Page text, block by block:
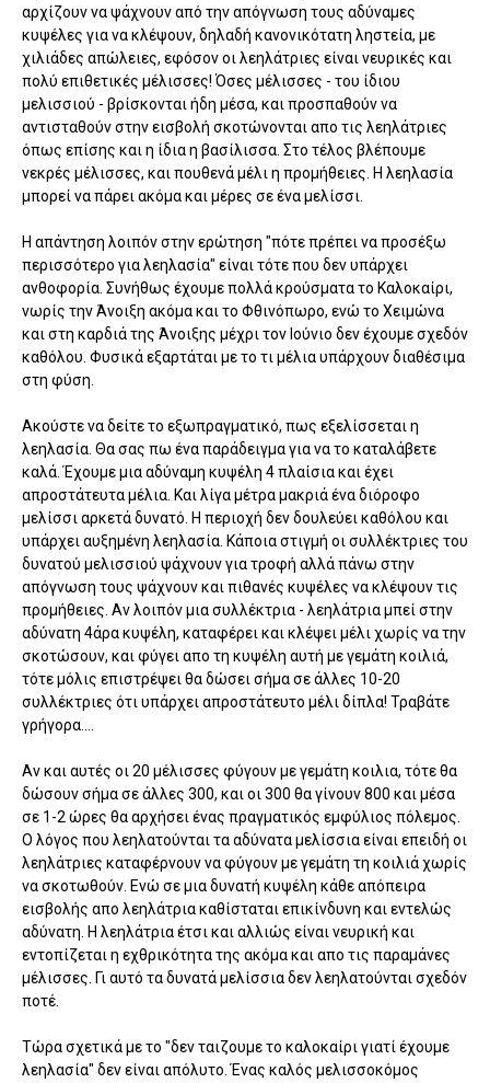
αρχίζουν να ψάχνουν από την απόγνωση τους αδύναμες
κυψέλες για να κλέψουν, δηλαδή κανονικότατη ληστεία, με
χιλιάδες απώλειες, εφόσον οι λεηλάτριες είναι νευρικές και
πολύ επιθετικές μέλισσες! Όσες μέλισσες - του ίδιου
μελισσιού - βρίσκονται ήδη μέσα, και προσπαθούν να
αντισταθούν στην εισβολή σκοτώνονται απο τις λεηλάτριες
όπως επίσης και η ίδια η βασίλισσα. Στο τέλος βλέπουμε
νεκρές μέλισσες, και πουθενά μέλι η προμήθειες. Η λεηλασία
μπορεί να πάρει ακόμα και μέρες σε ένα μελίσσι.
Η απάντηση λοιπόν στην ερώτηση "πότε πρέπει να προσέξω
περισσότερο για λεηλασία" είναι τότε που δεν υπάρχει
ανθοφορία. Συνήθως έχουμε πολλά κρούσματα το Καλοκαίρι,
νωρίς την Άνοιξη ακόμα και το Φθινόπωρο, ενώ το Χειμώνα
και στη καρδιά της Άνοιξης μέχρι τον Ιούνιο δεν έχουμε σχεδόν
καθόλου. Φυσικά εξαρτάται με το τι μέλια υπάρχουν διαθέσιμα
στη φύση.
Ακούστε να δείτε το εξωπραγματικό, πως εξελίσσεται η
λεηλασία. Θα σας πω ένα παράδειγμα για να το καταλάβετε
καλά. Έχουμε μια αδύναμη κυψέλη 4 πλαίσια και έχει
απροστάτευτα μέλια. Και λίγα μέτρα μακριά ένα διόροφο
μελίσσι αρκετά δυνατό. Η περιοχή δεν δουλεύει καθόλου και
υπάρχει αυξημένη λεηλασία. Κάποια στιγμή οι συλλέκτριες του
δυνατού μελισσιού ψάχνουν για τροφή αλλά πάνω στην
απόγνωση τους ψάχνουν και πιθανές κυψέλες να κλέψουν τις
προμήθειες. Αν λοιπόν μια συλλέκτρια - λεηλάτρια μπεί στην
αδύνατη 4άρα κυψέλη, καταφέρει και κλέψει μέλι χωρίς να την
σκοτώσουν, και φύγει απο τη κυψέλη αυτή με γεμάτη κοιλιά,
τότε μόλις επιστρέψει θα δώσει σήμα σε άλλες 10-20
συλλέκτριες ότι υπάρχει απροστάτευτο μέλι δίπλα! Τραβάτε
γρήγορα....
Αν και αυτές οι 20 μέλισσες φύγουν με γεμάτη κοιλια, τότε θα
δώσουν σήμα σε άλλες 300, και οι 300 θα γίνουν 800 και μέσα
σε 1-2 ώρες θα αρχήσει ένας πραγματικός εμφύλιος πόλεμος.
Ο λόγος που λεηλατούνται τα αδύνατα μελίσσια είναι επειδή οι
λεηλάτριες καταφέρνουν να φύγουν με γεμάτη τη κοιλιά χωρίς
να σκοτωθούν. Ενώ σε μια δυνατή κυψέλη κάθε απόπειρα
εισβολής απο λεηλάτρια καθίσταται επικίνδυνη και εντελώς
αδύνατη. Η λεηλάτρια έτσι και αλλιώς είναι νευρική και
εντοπίζεται η εχθρικότητα της ακόμα και απο τις παραμάνες
μέλισσες. Γι αυτό τα δυνατά μελίσσια δεν λεηλατούνται σχεδόν
ποτέ.
Τώρα σχετικά με το "δεν ταιζουμε το καλοκαίρι γιατί έχουμε
λεηλασία" δεν είναι απόλυτο. Ένας καλός μελισσοκόμος